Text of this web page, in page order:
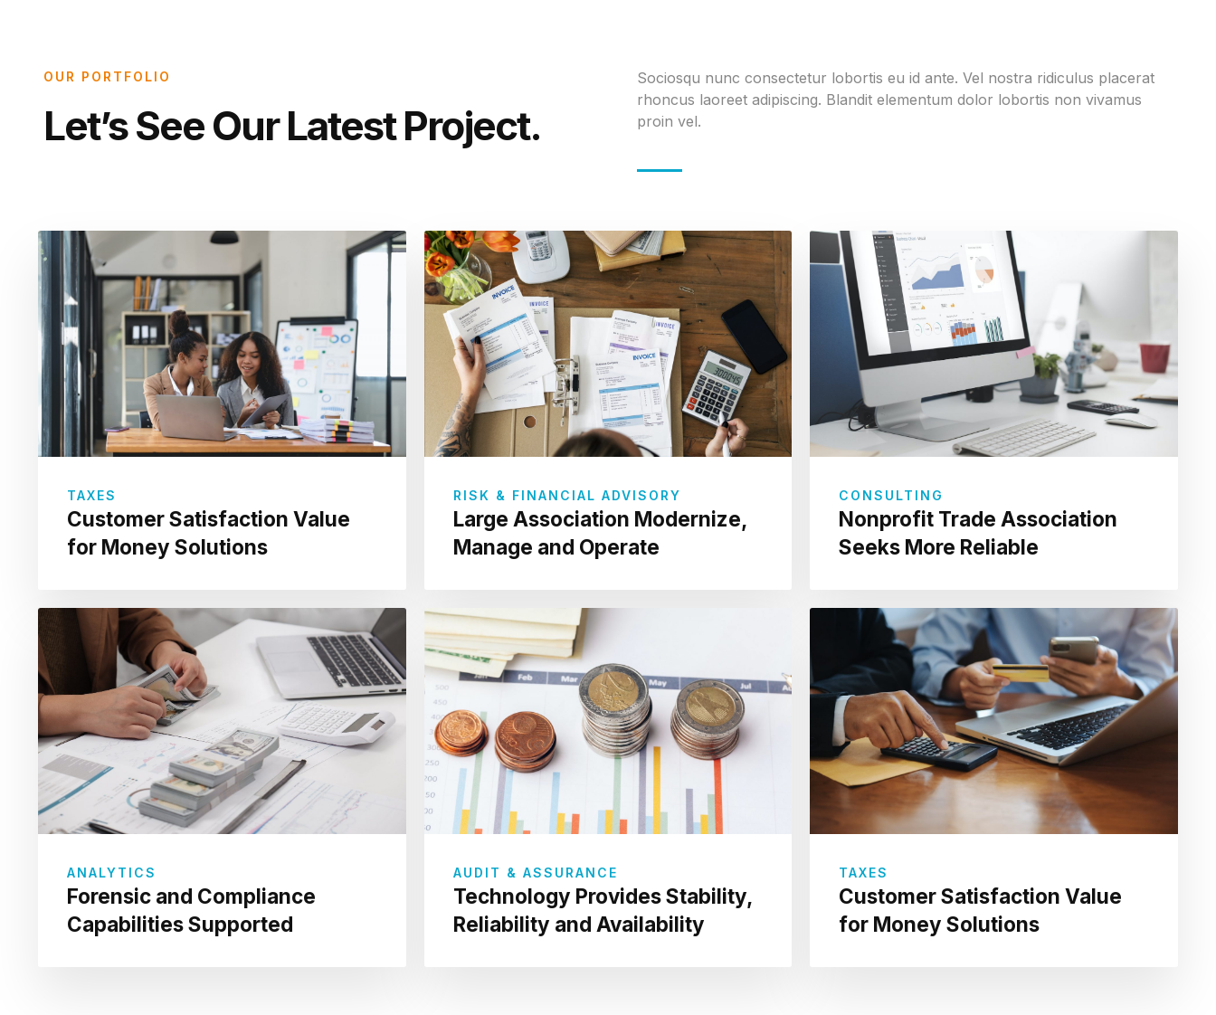
OUR PORTFOLIO
Let’s See Our Latest Project.
Sociosqu nunc consectetur lobortis eu id ante. Vel nostra ridiculus placerat
rhoncus laoreet adipiscing. Blandit elementum dolor lobortis non vivamus
proin vel.
TAXES
Customer Satisfaction Value
for Money Solutions
RISK & FINANCIAL ADVISORY
Large Association Modernize,
Manage and Operate
CONSULTING
Nonprofit Trade Association
Seeks More Reliable
ANALYTICS
Forensic and Compliance
Capabilities Supported
AUDIT & ASSURANCE
Technology Provides Stability,
Reliability and Availability
TAXES
Customer Satisfaction Value
for Money Solutions